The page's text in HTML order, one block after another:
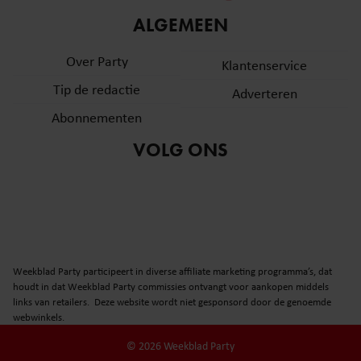
partners voor social media, adverteren en analyse. Deze
informatie die u aan ze heeft verstrekt of die ze hebben
verzameld op basis van uw gebruik van hun services. U
gebruiken.
ALGEMEEN
Over Party
Tip de redactie
Abonnementen
Klantenservice
Adverteren
VOLG ONS
Weekblad Party participeert in diverse affiliate marketing programma’s, dat
houdt in dat Weekblad Party commissies ontvangt voor aankopen middels
links van retailers. Deze website wordt niet gesponsord door de genoemde
webwinkels.
© 2026 Weekblad Party